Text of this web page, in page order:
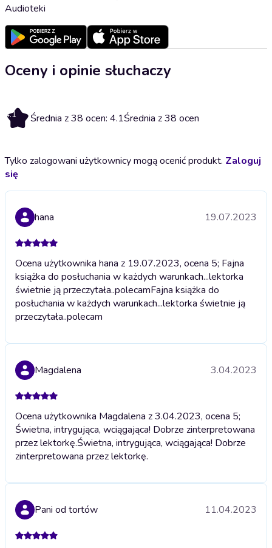
Audioteki
Oceny i opinie słuchaczy
4.1 Średnia z 38 ocen: 4.1Średnia z 38 ocen
Tylko zalogowani użytkownicy mogą ocenić produkt. Zaloguj
się
hana 19.07.2023
Ocena użytkownika hana z 19.07.2023, ocena 5; Fajna
książka do posłuchania w każdych warunkach...lektorka
świetnie ją przeczytała..polecamFajna książka do
posłuchania w każdych warunkach...lektorka świetnie ją
przeczytała..polecam
Magdalena 3.04.2023
Ocena użytkownika Magdalena z 3.04.2023, ocena 5;
Świetna, intrygująca, wciągająca! Dobrze zinterpretowana
przez lektorkę.Świetna, intrygująca, wciągająca! Dobrze
zinterpretowana przez lektorkę.
Pani od tortów 11.04.2023